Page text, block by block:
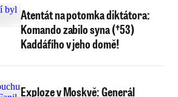
Atentát na potomka diktátora:
Komando zabilo syna (†53)
Kaddáfího v jeho domě!
Exploze v Moskvě: Generál